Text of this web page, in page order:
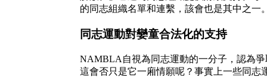
的同志組織名單和連繫，該會也是其中之一
同志運動對孌童合法化的支持
NAMBLA自視為同志運動的一分子，認為
這會否只是它一廂情願呢？事實上一些同志